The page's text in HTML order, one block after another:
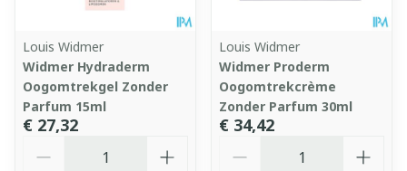
Louis Widmer
Widmer Hydraderm
Oogomtrekgel Zonder
Parfum 15ml
€ 27,32
Louis Widmer
Widmer Proderm
Oogomtrekcrème
Zonder Parfum 30ml
€ 34,42